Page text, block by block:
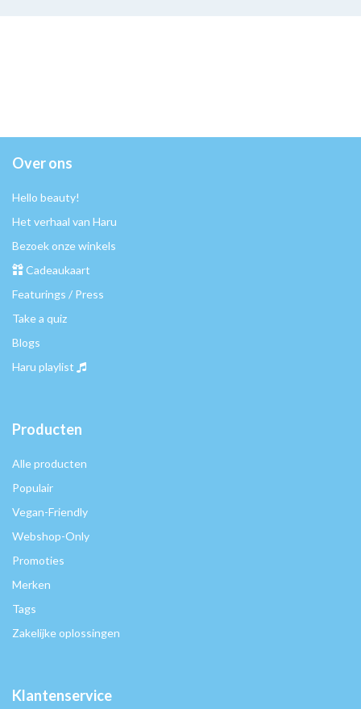
Over ons
Hello beauty!
Het verhaal van Haru
Bezoek onze winkels
Cadeaukaart
Featurings / Press
Take a quiz
Blogs
Haru playlist
Producten
Alle producten
Populair
Vegan-Friendly
Webshop-Only
Promoties
Merken
Tags
Zakelijke oplossingen
Klantenservice